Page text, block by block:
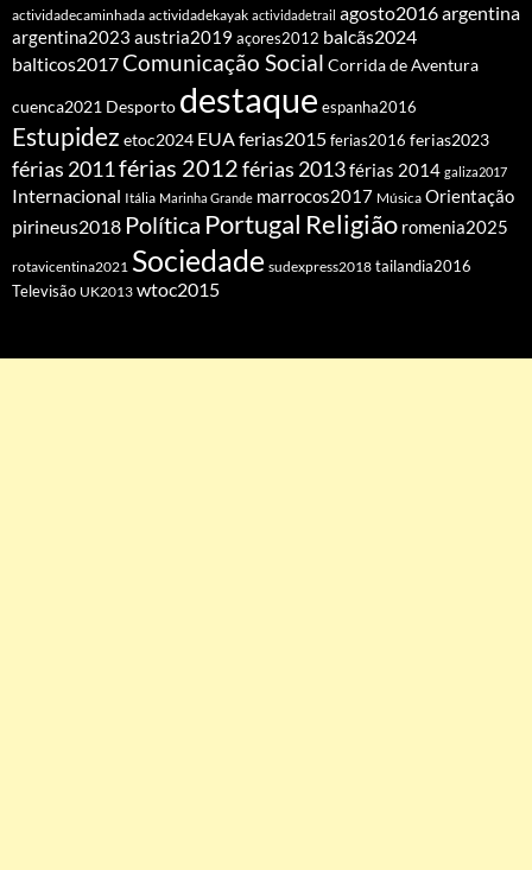
actividadecaminhada actividadekayak actividadetrail agosto2016argentina
argentina2023 austria2019 açores2012 balcãs2024
balticos2017Comunicação Social Corrida de Aventura
cuenca2021 Desporto destaque espanha2016
Estupidez etoc2024 EUAferias2015ferias2016 ferias2023
férias 2011férias 2012férias 2013férias 2014 galiza2017
Internacional Itália Marinha Grande marrocos2017 Música Orientação
pirineus2018 Política Portugal Religião romenia2025
rotavicentina2021 Sociedade sudexpress2018 tailandia2016
Televisão UK2013 wtoc2015